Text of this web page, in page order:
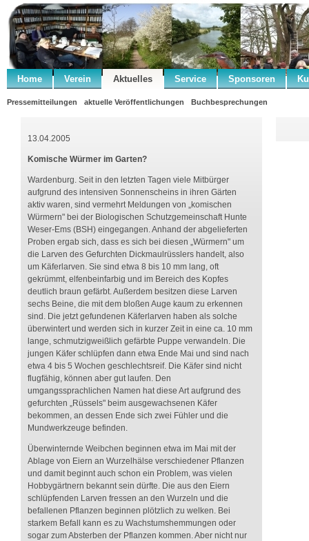
Home Verein Aktuelles Service Sponsoren
Pressemitteilungen aktuelle Veröffentlichungen Buchbesprechungen
13.04.2005
Komische Würmer im Garten?
Wardenburg. Seit in den letzten Tagen viele Mitbürger
aufgrund des intensiven Sonnenscheins in ihren Gärten
aktiv waren, sind vermehrt Meldungen von „komischen
Würmern" bei der Biologischen Schutzgemeinschaft Hunte
Weser-Ems (BSH) eingegangen. Anhand der abgelieferten
Proben ergab sich, dass es sich bei diesen „Würmern" um
die Larven des Gefurchten Dickmaulrüsslers handelt, also
um Käferlarven. Sie sind etwa 8 bis 10 mm lang, oft
gekrümmt, elfenbeinfarbig und im Bereich des Kopfes
deutlich braun gefärbt. Außerdem besitzen diese Larven
sechs Beine, die mit dem bloßen Auge kaum zu erkennen
sind. Die jetzt gefundenen Käferlarven haben als solche
überwintert und werden sich in kurzer Zeit in eine ca. 10 mm
lange, schmutzigweißlich gefärbte Puppe verwandeln. Die
jungen Käfer schlüpfen dann etwa Ende Mai und sind nach
etwa 4 bis 5 Wochen geschlechtsreif. Die Käfer sind nicht
flugfähig, können aber gut laufen. Den
umgangssprachlichen Namen hat diese Art aufgrund des
gefurchten „Rüssels" beim ausgewachsenen Käfer
bekommen, an dessen Ende sich zwei Fühler und die
Mundwerkzeuge befinden.
Überwinternde Weibchen beginnen etwa im Mai mit der
Ablage von Eiern an Wurzelhälse verschiedener Pflanzen
und damit beginnt auch schon ein Problem, was vielen
Hobbygärtnern bekannt sein dürfte. Die aus den Eiern
schlüpfenden Larven fressen an den Wurzeln und die
befallenen Pflanzen beginnen plötzlich zu welken. Bei
starkem Befall kann es zu Wachstumshemmungen oder
sogar zum Absterben der Pflanzen kommen. Aber nicht nur